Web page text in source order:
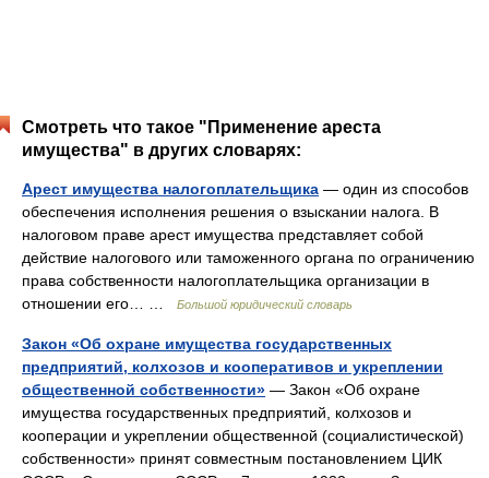
Смотреть что такое "Применение ареста
имущества" в других словарях:
Арест имущества налогоплательщика — один из способов
обеспечения исполнения решения о взыскании налога. В
налоговом праве арест имущества представляет собой
действие налогового или таможенного органа по ограничению
права собственности налогоплательщика организации в
отношении его… …
Большой юридический словарь
Закон «Об охране имущества государственных
предприятий, колхозов и кооперативов и укреплении
общественной собственности» — Закон «Об охране
имущества государственных предприятий, колхозов и
кооперации и укреплении общественной (социалистической)
собственности» принят совместным постановлением ЦИК